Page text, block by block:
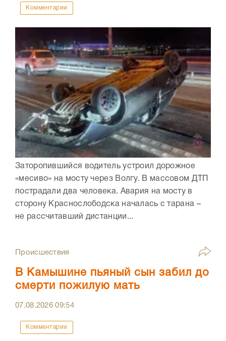
Комментарии
Заторопившийся водитель устроил дорожное
«месиво» на мосту через Волгу. В массовом ДТП
пострадали два человека. Авария на мосту в
сторону Краснослободска началась с тарана –
не рассчитавший дистанции...
Происшествия
В Камышине пьяный сын забил до
смерти пожилую мать
07.08.202609:54
Комментарии